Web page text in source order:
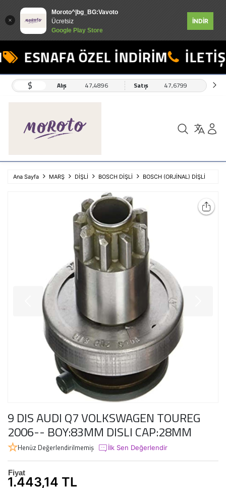
Moroto^|bg_BG:Vavoto
Ücretsiz
Google Play Store
İNDİR
ESNAFA ÖZEL İNDİRİM
$ Alış 47,4896 Satış 47,6799
Ana Sayfa MARŞ DİŞLİ BOSCH DİŞLİ BOSCH (ORJİNAL) DİŞLİ
9 DIS AUDI Q7 VOLKSWAGEN TOUREG
2006-- BOY:83MM DISLI CAP:28MM
Henüz Değerlendirilmemiş İlk Sen Değerlendir
Fiyat
1.443,14 TL